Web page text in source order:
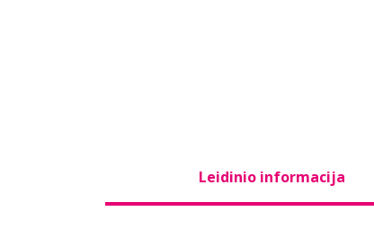
Leidinio informacija